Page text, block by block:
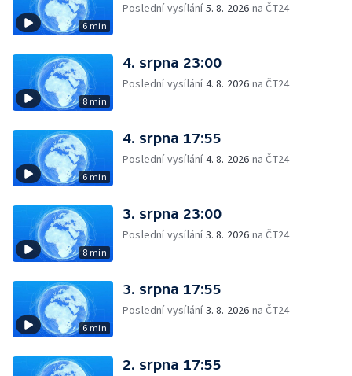
6 min
Poslední vysílání5. 8. 2026 na ČT24
8 min
4. srpna 23:00
Poslední vysílání4. 8. 2026 na ČT24
6 min
4. srpna 17:55
Poslední vysílání4. 8. 2026 na ČT24
8 min
3. srpna 23:00
Poslední vysílání3. 8. 2026 na ČT24
6 min
3. srpna 17:55
Poslední vysílání3. 8. 2026 na ČT24
2. srpna 17:55